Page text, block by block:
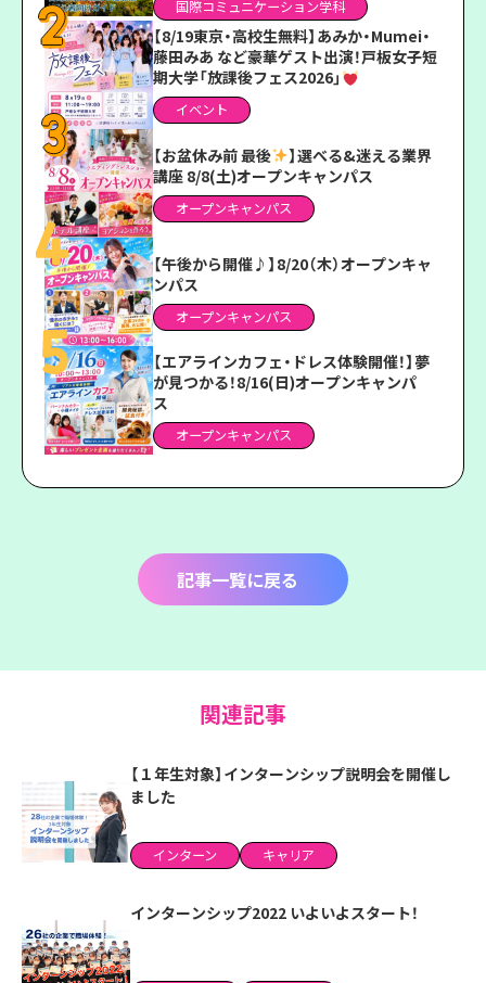
国際コミュニケーション学科
【8/19東京・高校生無料】あみか・Mumei・
藤田みあ など豪華ゲスト出演！戸板女子短
期大学「放課後フェス2026」
イベント
【お盆休み前 最後
】選べる&迷える業界
講座 8/8(土)オープンキャンパス
オープンキャンパス
【午後から開催♪】8/20（木）オープンキャ
ンパス
オープンキャンパス
【エアラインカフェ・ドレス体験開催！】夢
が見つかる！8/16(日)オープンキャンパ
ス
オープンキャンパス
記事一覧に戻る
関連記事
【１年生対象】インターンシップ説明会を開催し
ました
インターン キャリア
インターンシップ2022 いよいよスタート！